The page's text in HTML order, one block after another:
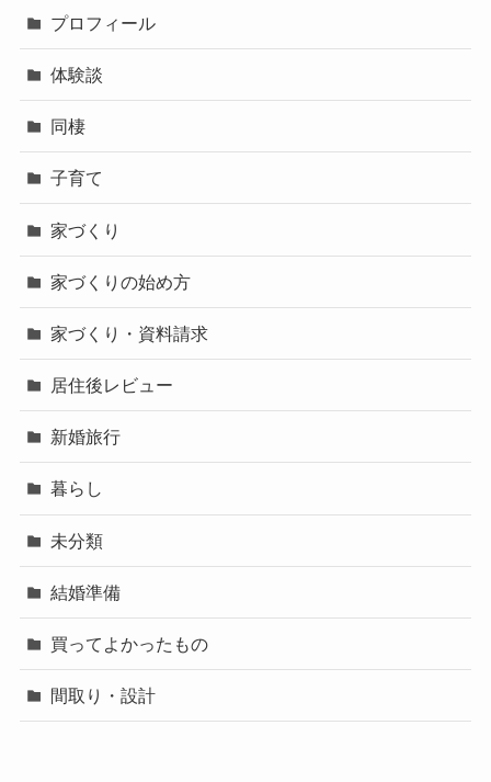
プロフィール
体験談
同棲
子育て
家づくり
家づくりの始め方
家づくり・資料請求
居住後レビュー
新婚旅行
暮らし
未分類
結婚準備
買ってよかったもの
間取り・設計